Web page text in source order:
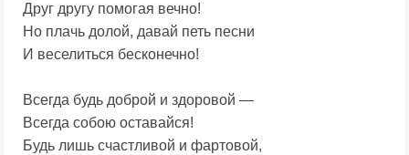
Друг другу помогая вечно!
Но плачь долой, давай петь песни
И веселиться бесконечно!
Всегда будь доброй и здоровой —
Всегда собою оставайся!
Будь лишь счастливой и фартовой,